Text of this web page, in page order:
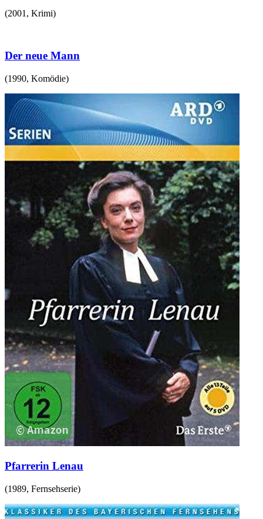
(2001 , Krimi)
Der neue Mann
(1990, Komödie)
Pfarrerin Lenau
(1989, Fernsehserie)